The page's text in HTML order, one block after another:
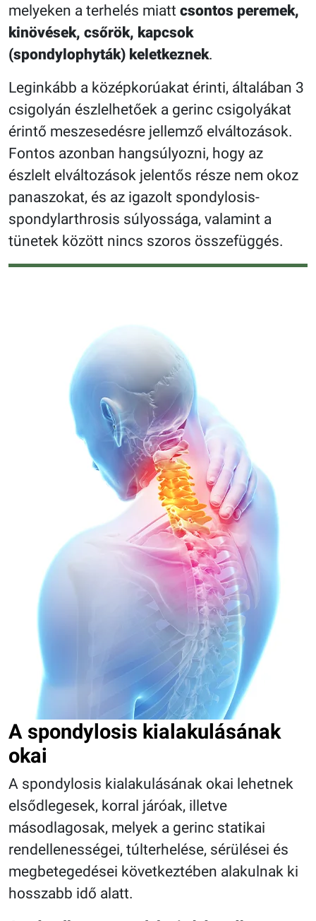
melyeken a terhelés miatt csontos peremek,
kinövések, csőrök, kapcsok
(spondylophyták) keletkeznek.
Leginkább a középkorúakat érinti, általában 3
csigolyán észlelhetőek a gerinc csigolyákat
érintő meszesedésre jellemző elváltozások.
Fontos azonban hangsúlyozni, hogy az
észlelt elváltozások jelentős része nem okoz
panaszokat, és az igazolt spondylosis-
spondylarthrosis súlyossága, valamint a
tünetek között nincs szoros összefüggés.
A spondylosis kialakulásának
okai
A spondylosis kialakulásának okai lehetnek
elsődlegesek, korral járóak, illetve
másodlagosak, melyek a gerinc statikai
rendellenességei, túlterhelése, sérülései és
megbetegedései következtében alakulnak ki
hosszabb idő alatt.